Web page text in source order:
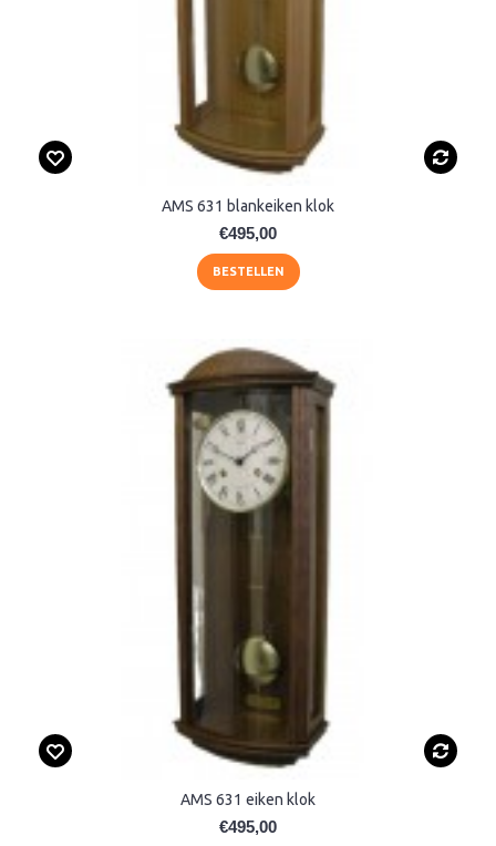
AMS 631 blankeiken klok
€495,00
BESTELLEN
AMS 631 eiken klok
€495,00